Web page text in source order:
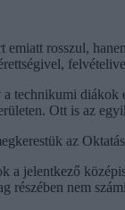
emiatt rosszul,
technikumi diákok
Ott is az
az
a jelentkező
részében nem